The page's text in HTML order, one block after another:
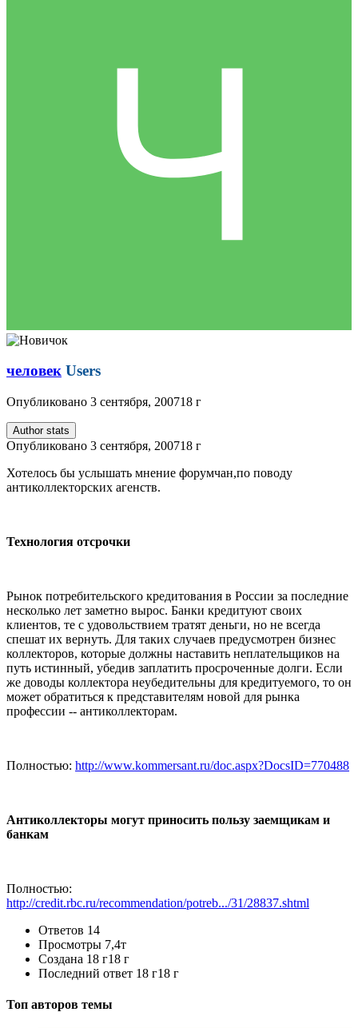
человек Users
Опубликовано 3 сентября, 200718 г
Author stats
Опубликовано 3 сентября, 200718 г
Хотелось бы услышать мнение форумчан,по поводу
антиколлекторских агенств.
Технология отсрочки
Рынок потребительского кредитования в России за последние
несколько лет заметно вырос. Банки кредитуют своих
клиентов, те с удовольствием тратят деньги, но не всегда
спешат их вернуть. Для таких случаев предусмотрен бизнес
коллекторов, которые должны наставить неплательщиков на
путь истинный, убедив заплатить просроченные долги. Если
же доводы коллектора неубедительны для кредитуемого, то он
может обратиться к представителям новой для рынка
профессии -- антиколлекторам.
Полностью: http://www.kommersant.ru/doc.aspx?DocsID=770488
Антиколлекторы могут приносить пользу заемщикам и
банкам
Полностью:
http://credit.rbc.ru/recommendation/potreb.../31/28837.shtml
Ответов 14
Просмотры 7,4т
Создана 18 г18 г
Последний ответ 18 г18 г
Топ авторов темы